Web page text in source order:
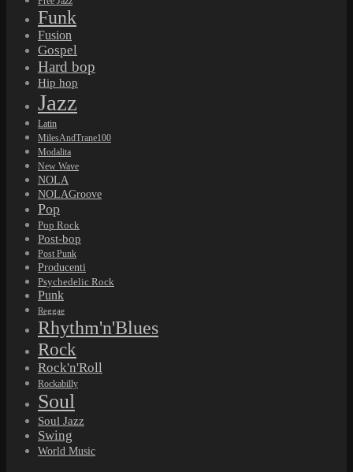
Funk
Fusion
Gospel
Hard bop
Hip hop
Jazz
Latin
MilesAndTrane100
Modalita
New Wave
NOLA
NOLAGroove
Pop
Pop Rock
Post-bop
Post Punk
Producenti
Psychedelic Rock
Punk
Reggae
Rhythm'n'Blues
Rock
Rock'n'Roll
Rockabilly
Soul
Soul Jazz
Swing
World Music